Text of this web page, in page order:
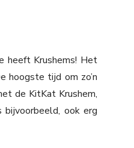
heeft Krushems! Het
hoogste tijd om zo’n
de KitKat Krushem,
bijvoorbeeld, ook erg